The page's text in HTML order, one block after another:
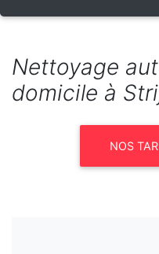
Nettoyage
domicile à
NOS